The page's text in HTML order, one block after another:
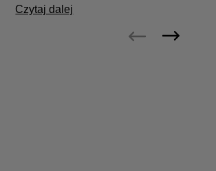
Czytaj dalej